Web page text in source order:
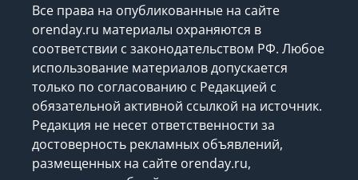
Все права на опубликованные на сайте
orenday.ru материалы охраняются в
соответствии с законодательством РФ. Любое
использование материалов допускается
только по согласованию с Редакцией с
обязательной активной ссылкой на источник.
Редакция не несет ответственности за
достоверность рекламных объявлений,
размещенных на сайте orenday.ru,